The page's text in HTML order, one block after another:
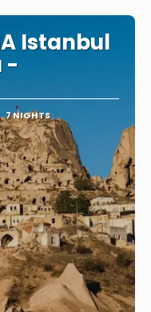
Istanbul
-
7 NIGHTS